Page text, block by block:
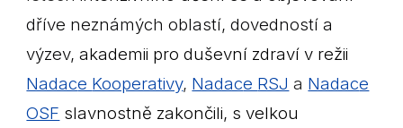
dříve neznámých oblastí, dovedností a
výzev, akademii pro duševní zdraví v režii
Nadace Kooperativy, Nadace RSJ a Nadace
OSF slavnostně zakončili, s velkou